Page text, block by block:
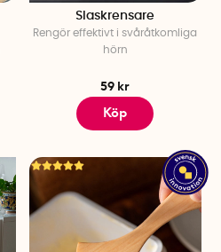
Slaskrensare
Rengör effektivt i svåråtkomliga
hörn
59 kr
Köp